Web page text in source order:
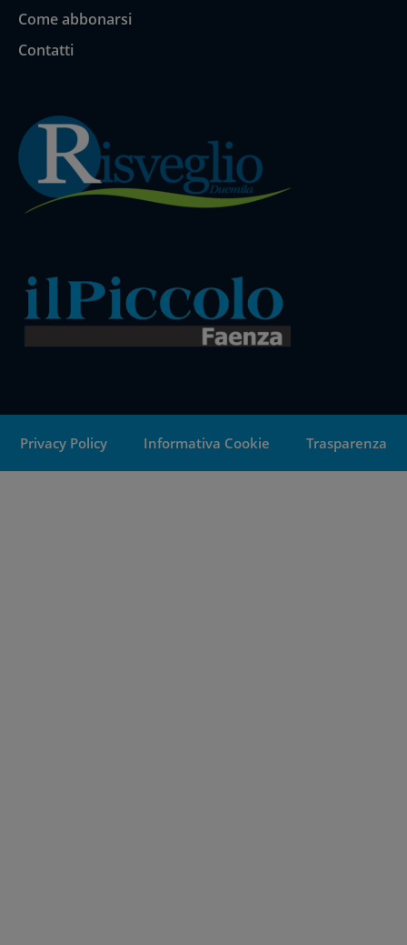
Come abbonarsi
Contatti
Privacy Policy Informativa Cookie Trasparenza